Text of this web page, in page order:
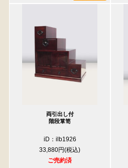
両引出し付
階段箪笥
iD：ilb1926
33,880円
ご売約済